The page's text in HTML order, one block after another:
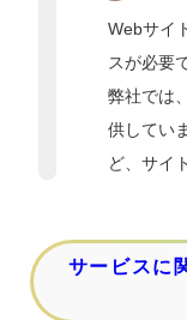
Webサイ
スが必要
弊社では
供してい
ど、サイ
サービスに